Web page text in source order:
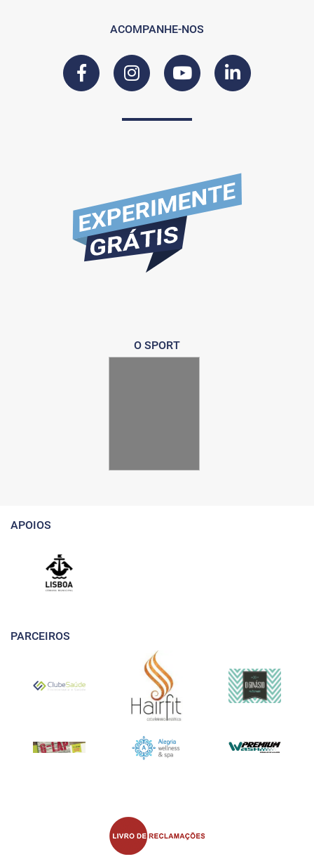
ACOMPANHE-NOS
O SPORT
APOIOS
PARCEIROS